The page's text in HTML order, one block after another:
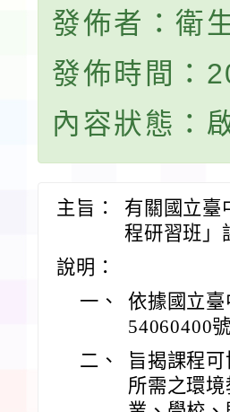
發佈者：衛
發佈時間：
內容狀態：
主旨：
有關國立臺
程研習班」
說明：
一、
依據國立
54060400
二、
旨揭課程
所需之環